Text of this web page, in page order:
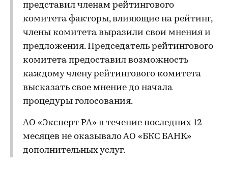
представил членам рейтингового
комитета факторы, влияющие на рейтинг,
члены комитета выразили свои мнения и
предложения. Председатель рейтингового
комитета предоставил возможность
каждому члену рейтингового комитета
высказать свое мнение до начала
процедуры голосования.
АО «Эксперт РА» в течение последних 12
месяцев не оказывало АО «БКС БАНК»
дополнительных услуг.